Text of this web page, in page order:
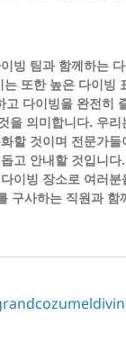
팀과 함께하는 다
또한 높은 다이빙
고 다이빙을 완전히
을 의미합니다. 우
할 것이며 전문가
고 안내할 것입니
이빙 장소로 여러
구사하는 직원과 함